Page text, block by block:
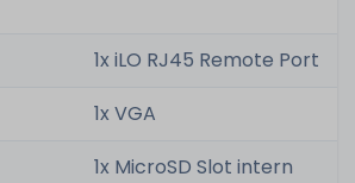
1x iLO RJ45 Remote Port
1x VGA
1x MicroSD Slot intern